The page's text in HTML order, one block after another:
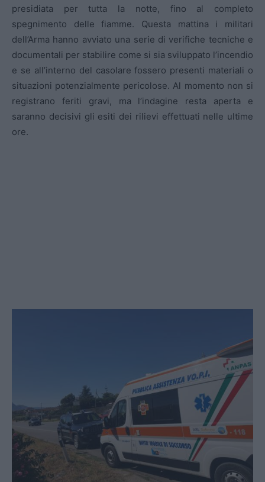
presidiata per tutta la notte, fino al completo
spegnimento delle fiamme. Questa mattina i militari
dell’Arma hanno avviato una serie di verifiche tecniche e
documentali per stabilire come si sia sviluppato l’incendio
e se all’interno del casolare fossero presenti materiali o
situazioni potenzialmente pericolose. Al momento non si
registrano feriti gravi, ma l’indagine resta aperta e
saranno decisivi gli esiti dei rilievi effettuati nelle ultime
ore.